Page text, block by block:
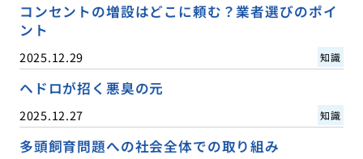
コンセントの増設はどこに頼む？業者選びのポイ
ント
2025.12.29 知識
ヘドロが招く悪臭の元
2025.12.27 知識
多頭飼育問題への社会全体での取り組み